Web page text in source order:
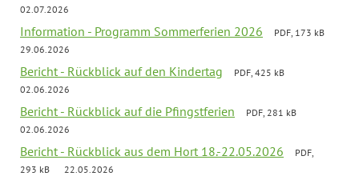
02.07.2026
Information - Programm Sommerferien 2026
PDF, 173 kB
29.06.2026
Bericht - Rückblick auf den Kindertag
PDF, 425 kB
02.06.2026
Bericht - Rückblick auf die Pfingstferien
PDF, 281 kB
02.06.2026
Bericht - Rückblick aus dem Hort 18.-22.05.2026
PDF,
293 kB
22.05.2026